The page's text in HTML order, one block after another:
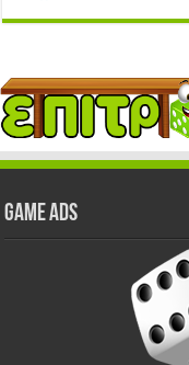
GAME ADS